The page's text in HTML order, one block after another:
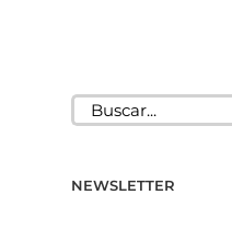
Buscar:
NEWSLETTER